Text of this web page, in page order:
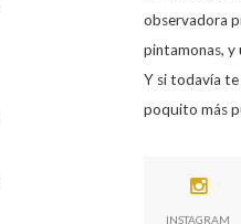
observadora
pintamonas, y
Y si todavía te
poquito más
INSTAGRAM